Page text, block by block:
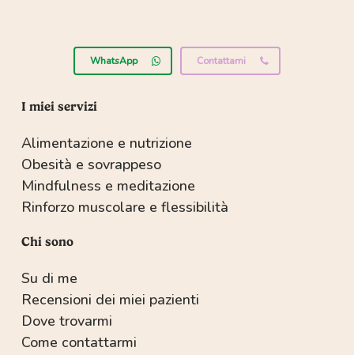
WhatsApp Contattami
I miei servizi
Alimentazione e nutrizione
Obesità e sovrappeso
Mindfulness e meditazione
Rinforzo muscolare e flessibilità
Chi sono
Su di me
Recensioni dei miei pazienti
Dove trovarmi
Come contattarmi